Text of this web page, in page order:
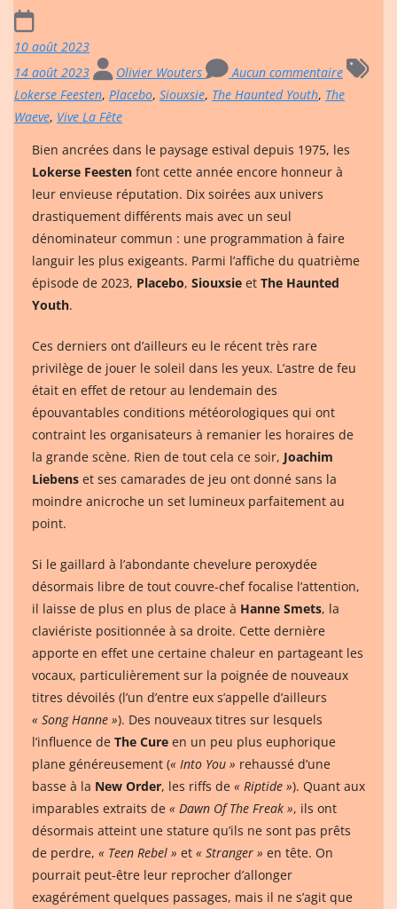
10 août 2023
14 août 2023
Olivier Wouters
Aucun commentaire
Lokerse Feesten, Placebo, Siouxsie, The Haunted Youth, The
Waeve, Vive La Fête
Bien ancrées dans le paysage estival depuis 1975, les
Lokerse Feesten font cette année encore honneur à
leur envieuse réputation. Dix soirées aux univers
drastiquement différents mais avec un seul
dénominateur commun : une programmation à faire
languir les plus exigeants. Parmi l’affiche du quatrième
épisode de 2023, Placebo, Siouxsie et The Haunted
Youth.
Ces derniers ont d’ailleurs eu le récent très rare
privilège de jouer le soleil dans les yeux. L’astre de feu
était en effet de retour au lendemain des
épouvantables conditions météorologiques qui ont
contraint les organisateurs à remanier les horaires de
la grande scène. Rien de tout cela ce soir, Joachim
Liebens et ses camarades de jeu ont donné sans la
moindre anicroche un set lumineux parfaitement au
point.
Si le gaillard à l’abondante chevelure peroxydée
désormais libre de tout couvre-chef focalise l’attention,
il laisse de plus en plus de place à Hanne Smets, la
claviériste positionnée à sa droite. Cette dernière
apporte en effet une certaine chaleur en partageant les
vocaux, particulièrement sur la poignée de nouveaux
titres dévoilés (l’un d’entre eux s’appelle d’ailleurs
« Song Hanne »). Des nouveaux titres sur lesquels
l’influence de The Cure en un peu plus euphorique
plane généreusement (« Into You » rehaussé d’une
basse à la New Order, les riffs de « Riptide »). Quant aux
imparables extraits de « Dawn Of The Freak », ils ont
désormais atteint une stature qu’ils ne sont pas prêts
de perdre, « Teen Rebel » et « Stranger » en tête. On
pourrait peut-être leur reprocher d’allonger
exagérément quelques passages, mais il ne s’agit que